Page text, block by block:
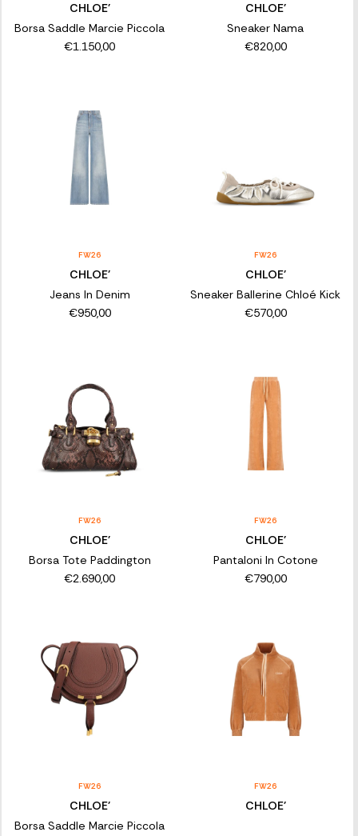
CHLOE'
Borsa Saddle Marcie Piccola
€1.150,00
CHLOE'
Sneaker Nama
€820,00
FW26
CHLOE'
Jeans In Denim
€950,00
FW26
CHLOE'
Sneaker Ballerine Chloé Kick
€570,00
FW26
CHLOE'
Borsa Tote Paddington
€2.690,00
FW26
CHLOE'
Pantaloni In Cotone
€790,00
FW26
CHLOE'
Borsa Saddle Marcie Piccola
FW26
CHLOE'